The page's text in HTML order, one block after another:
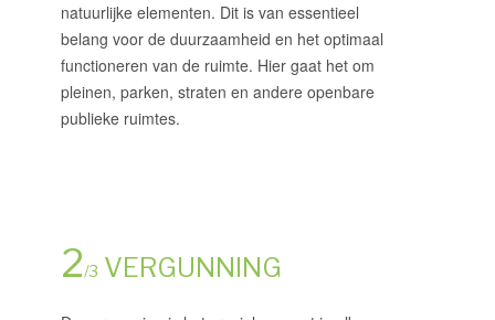
natuurlijke elementen. Dit is van essentieel
belang voor de duurzaamheid en het optimaal
functioneren van de ruimte. Hier gaat het om
pleinen, parken, straten en andere openbare
publieke ruimtes.
2/3 VERGUNNING